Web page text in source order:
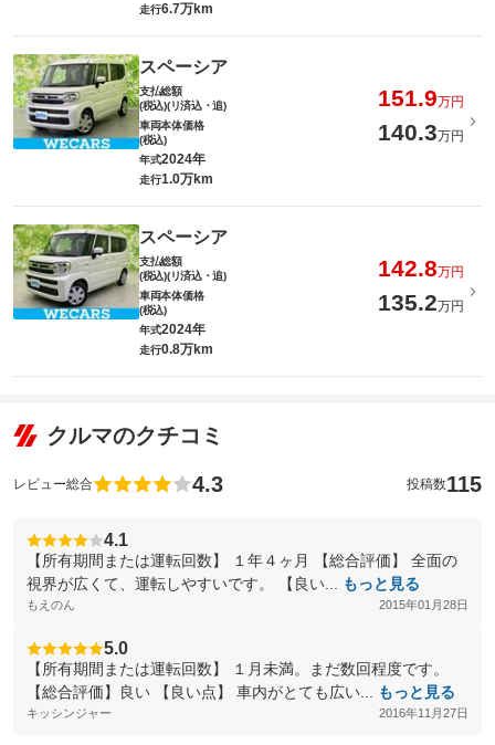
走行6.7万km
スペーシア
支払総額
(税込)(リ済込・追)
151.9万円
車両本体価格
(税込)
140.3万円
年式2024年
走行1.0万km
スペーシア
支払総額
(税込)(リ済込・追)
142.8万円
車両本体価格
(税込)
135.2万円
年式2024年
走行0.8万km
クルマのクチコミ
レビュー総合 4.3 投稿数115
4.1
【所有期間または運転回数】 １年４ヶ月 【総合評価】 全面の
視界が広くて、運転しやすいです。 【良い...
もっと見る
もえのん 2015年01月28日
5.0
【所有期間または運転回数】 １月未満。まだ数回程度です。
【総合評価】良い 【良い点】 車内がとても広い...
もっと見る
キッシンジャー 2016年11月27日